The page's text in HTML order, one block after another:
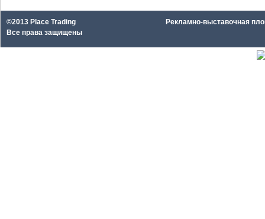
©2013 Place Trading
Все права защищены
Рекламно-выставочная